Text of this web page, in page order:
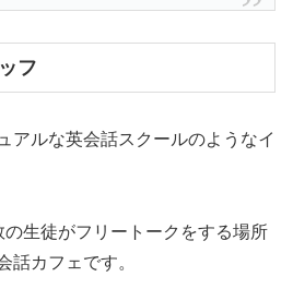
フ
アルな英会話スクールのようなイ
生徒がフリートークをする場所
話カフェです。